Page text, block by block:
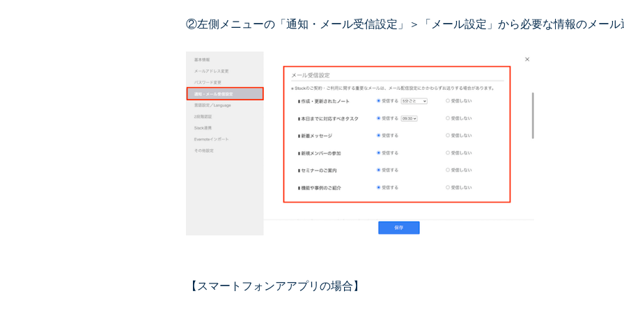
②左側メニューの「通知・メール受信設定」＞「メール設定」から必要な情報のメール
【スマートフォンアアプリの場合】